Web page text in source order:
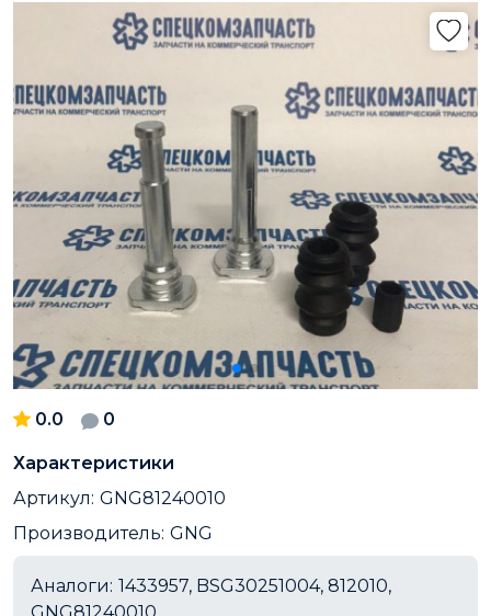
0.0 0
Характеристики
Артикул: GNG81240010
Производитель: GNG
Аналоги: 1433957, BSG30251004, 812010,